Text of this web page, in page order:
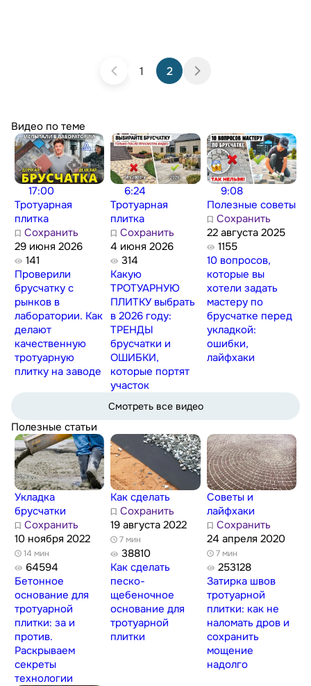
1 2
Видео по теме
17:00
Тротуарная
плитка
Сохранить
29 июня 2026
141
Проверили
брусчатку с
рынков в
лаборатории. Как
делают
качественную
тротуарную
плитку на заводе
6:24
Тротуарная
плитка
Сохранить
4 июня 2026
314
Какую
ТРОТУАРНУЮ
ПЛИТКУ выбрать
в 2026 году:
ТРЕНДЫ
брусчатки и
ОШИБКИ,
которые портят
участок
9:08
Полезные советы
Сохранить
22 августа 2025
1155
10 вопросов,
которые вы
хотели задать
мастеру по
брусчатке перед
укладкой:
ошибки,
лайфхаки
Смотреть все видео
Полезные статьи
Укладка
брусчатки
Сохранить
10 ноября 2022
14 мин
64594
Бетонное
основание для
тротуарной
плитки: за и
против.
Раскрываем
секреты
технологии
Как сделать
Сохранить
19 августа 2022
7 мин
38810
Как сделать
песко-
щебеночное
основание для
тротуарной
плитки
Советы и
лайфхаки
Сохранить
24 апреля 2020
7 мин
253128
Затирка швов
тротуарной
плитки: как не
наломать дров и
сохранить
мощение
надолго